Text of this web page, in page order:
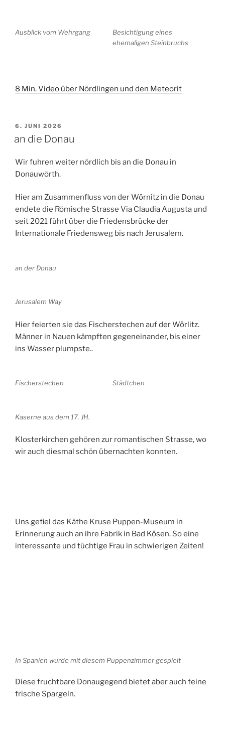
Ausblick vom Wehrgang
Besichtigung eines
ehemaligen Steinbruchs
8 Min. Video über Nördlingen und den Meteorit
VERÖFFENTLICHT
6. JUNI 2026
an die Donau
Wir fuhren weiter nördlich bis an die Donau in
Donauwörth.
Hier am Zusammenfluss von der Wörnitz in die Donau
endete die Römische Strasse Via Claudia Augusta und
seit 2021 führt über die Friedensbrücke der
Internationale Friedensweg bis nach Jerusalem.
an der Donau
Jerusalem Way
Hier feierten sie das Fischerstechen auf der Wörlitz.
Männer in Nauen kämpften gegeneinander, bis einer
ins Wasser plumpste..
Fischerstechen Städtchen
Kaserne aus dem 17. JH.
Klosterkirchen gehören zur romantischen Strasse, wo
wir auch diesmal schön übernachten konnten.
Uns gefiel das Käthe Kruse Puppen-Museum in
Erinnerung auch an ihre Fabrik in Bad Kösen. So eine
interessante und tüchtige Frau in schwierigen Zeiten!
In Spanien wurde mit diesem Puppenzimmer gespielt
Diese fruchtbare Donaugegend bietet aber auch feine
frische Spargeln.